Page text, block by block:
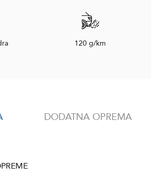
120 g/km
DODATNA OPREMA